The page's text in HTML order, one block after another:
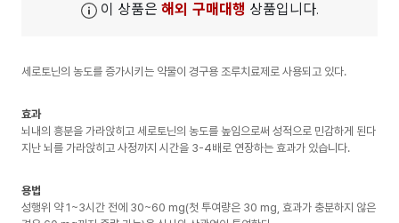
이 상품은 해외 구매대행 상품입니다.
세로토닌의 농도를 증가시키는 약물이 경구용 조루치료제로 사용되고 있다.
효과
뇌내의 흥분을 가라앉히고 세로토닌의 농도를 높임으로써 성적으로 민감하게 된다
지난 뇌를 가라앉히고 사정까지 시간을 3-4배로 연장하는 효과가 있습니다.
용법
성행위 약 1~3시간 전에 30~60 mg(첫 투여량은 30 mg, 효과가 충분하지 않은